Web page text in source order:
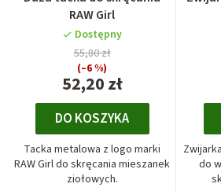
RAW Girl
Dostępny
52,20 zł
55,80 zł
(–6 %)
DO KOSZYKA
Tacka metalowa z logo marki
RAW Girl do skręcania mieszanek
ziołowych.
do